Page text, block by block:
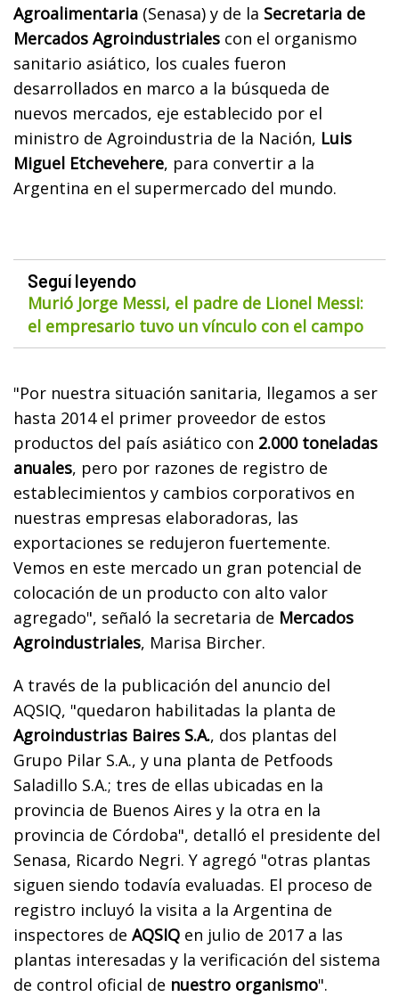
Agroalimentaria (Senasa) y de la Secretaria de
Mercados Agroindustriales con el organismo
sanitario asiático, los cuales fueron
desarrollados en marco a la búsqueda de
nuevos mercados, eje establecido por el
ministro de Agroindustria de la Nación, Luis
Miguel Etchevehere, para convertir a la
Argentina en el supermercado del mundo.
Seguí leyendo
Murió Jorge Messi, el padre de Lionel Messi:
el empresario tuvo un vínculo con el campo
"Por nuestra situación sanitaria, llegamos a ser
hasta 2014 el primer proveedor de estos
productos del país asiático con 2.000 toneladas
anuales, pero por razones de registro de
establecimientos y cambios corporativos en
nuestras empresas elaboradoras, las
exportaciones se redujeron fuertemente.
Vemos en este mercado un gran potencial de
colocación de un producto con alto valor
agregado", señaló la secretaria de Mercados
Agroindustriales, Marisa Bircher.
A través de la publicación del anuncio del
AQSIQ, "quedaron habilitadas la planta de
Agroindustrias Baires S.A., dos plantas del
Grupo Pilar S.A., y una planta de Petfoods
Saladillo S.A.; tres de ellas ubicadas en la
provincia de Buenos Aires y la otra en la
provincia de Córdoba", detalló el presidente del
Senasa, Ricardo Negri. Y agregó "otras plantas
siguen siendo todavía evaluadas. El proceso de
registro incluyó la visita a la Argentina de
inspectores de AQSIQ en julio de 2017 a las
plantas interesadas y la verificación del sistema
de control oficial de nuestro organismo".